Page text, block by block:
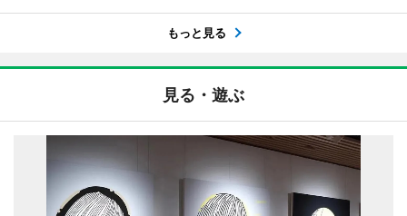
もっと見る
見る・遊ぶ